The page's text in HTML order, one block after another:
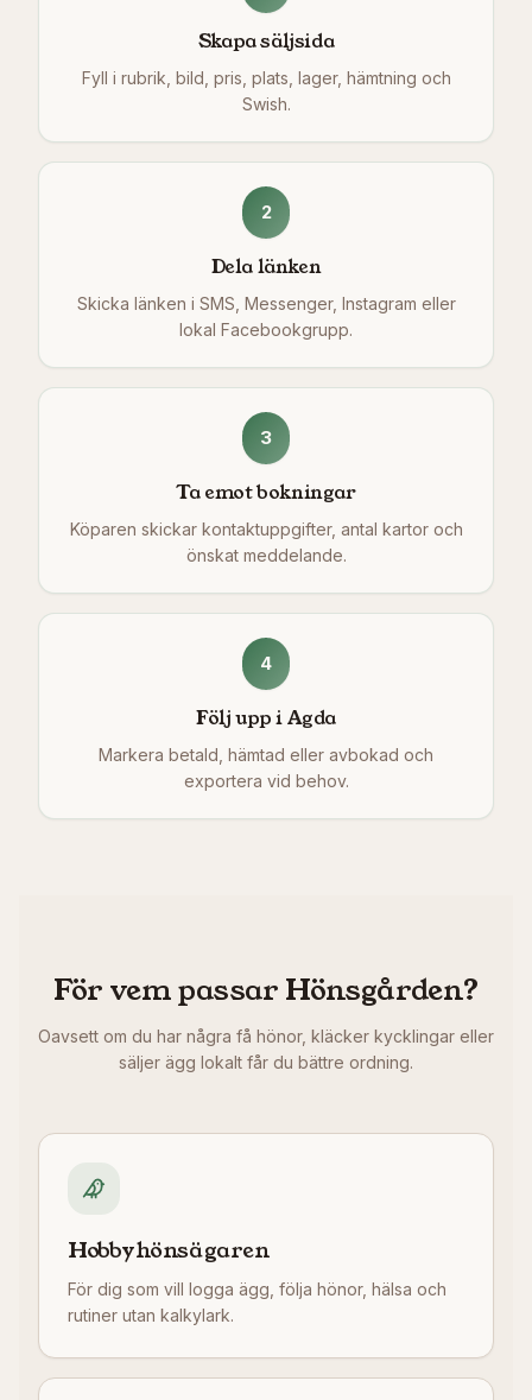
Skapa säljsida
Fyll i rubrik, bild, pris, plats, lager, hämtning och
Swish.
2
Dela länken
Skicka länken i SMS, Messenger, Instagram eller
lokal Facebookgrupp.
3
Ta emot bokningar
Köparen skickar kontaktuppgifter, antal kartor och
önskat meddelande.
4
Följ upp i Agda
Markera betald, hämtad eller avbokad och
exportera vid behov.
För vem passar Hönsgården?
Oavsett om du har några få hönor, kläcker kycklingar eller
säljer ägg lokalt får du bättre ordning.
Hobbyhönsägaren
För dig som vill logga ägg, följa hönor, hälsa och
rutiner utan kalkylark.